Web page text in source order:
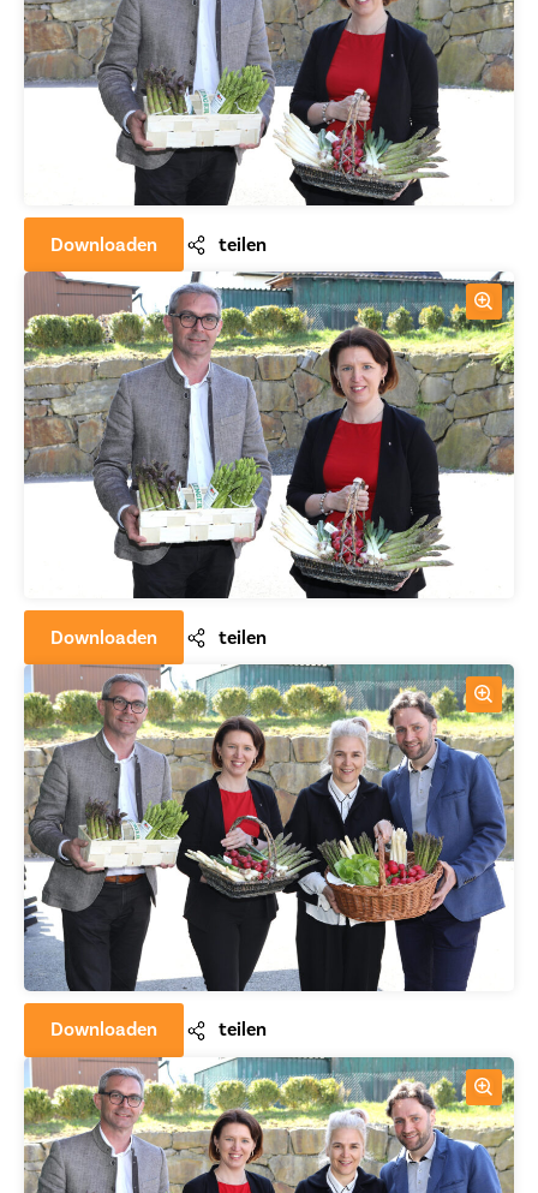
Downloaden teilen
Downloaden teilen
Downloaden teilen